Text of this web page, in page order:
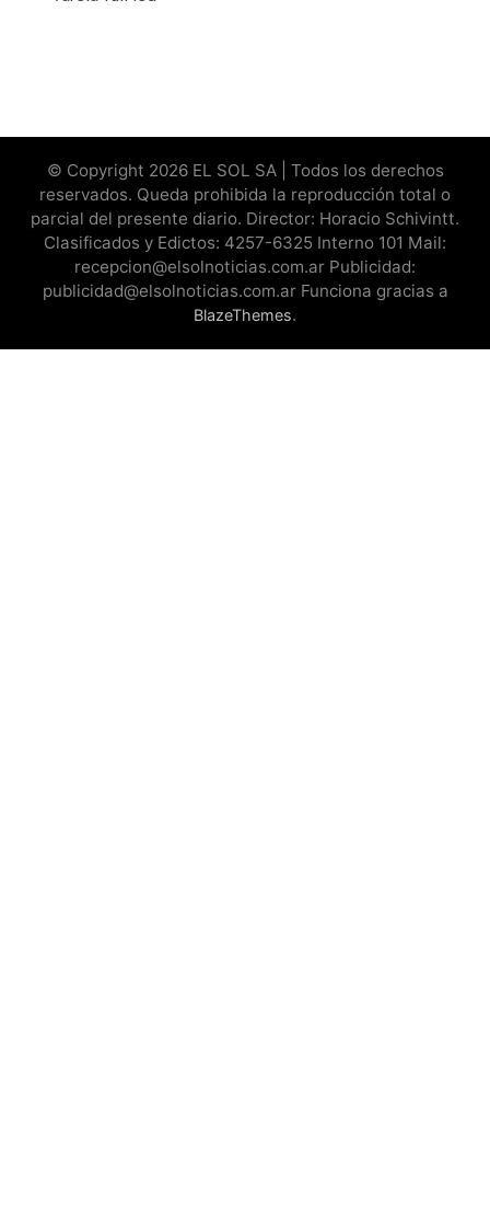
© Copyright 2026 EL SOL SA | Todos los derechos
reservados. Queda prohibida la reproducción total o
parcial del presente diario. Director: Horacio Schivintt.
Clasificados y Edictos: 4257-6325 Interno 101 Mail:
recepcion@elsolnoticias.com.ar Publicidad:
publicidad@elsolnoticias.com.ar Funciona gracias a
BlazeThemes.